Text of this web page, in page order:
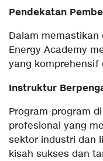
Pendekatan
Dalam
Energy Academy
yang
Instruktur
Program-program
profesional yang
sektor industri dan
kisah sukses dan